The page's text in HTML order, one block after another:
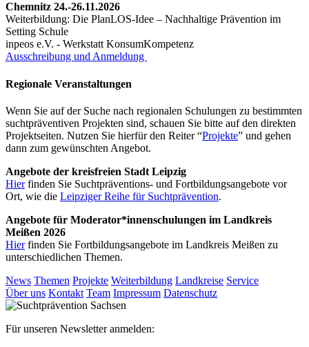
Chemnitz 24.-26.11.2026
Weiterbildung: Die PlanLOS-Idee – Nachhaltige Prävention im
Setting Schule
inpeos e.V. - Werkstatt KonsumKompetenz
Ausschreibung und Anmeldung
Regionale Veranstaltungen
Wenn Sie auf der Suche nach regionalen Schulungen zu bestimmten
suchtpräventiven Projekten sind, schauen Sie bitte auf den direkten
Projektseiten. Nutzen Sie hierfür den Reiter “Projekte” und gehen
dann zum gewünschten Angebot.
Angebote der kreisfreien Stadt Leipzig
Hierfinden Sie Suchtpräventions- und Fortbildungsangebote vor
Ort, wie die Leipziger Reihe für Suchtprävention.
Angebote für Moderator*innenschulungen im Landkreis
Meißen 2026
Hierfinden Sie Fortbildungsangebote im Landkreis Meißen zu
unterschiedlichen Themen.
News Themen Projekte Weiterbildung Landkreise Service
Über uns Kontakt Team Impressum Datenschutz
Für unseren Newsletter anmelden: